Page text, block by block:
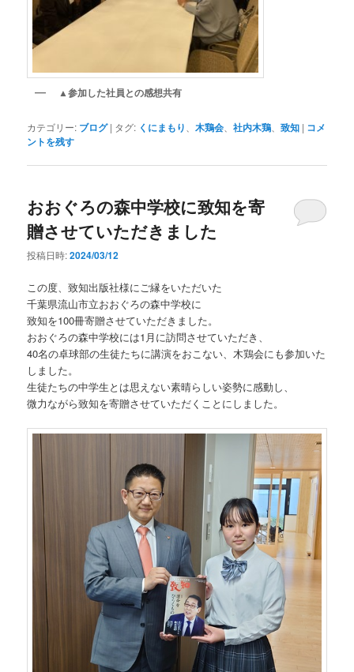
▲参加した社員との感想共有
カテゴリー: ブログ | タグ: くにまもり 、木鶏会 、社内木鶏 、致知 | コメ
ントを残す
おおぐろの森中学校に致知を寄
贈させていただきました
投稿日時:2024/03/12
この度、致知出版社様にご縁をいただいた
千葉県流山市立おおぐろの森中学校に
致知を100冊寄贈させていただきました。
おおぐろの森中学校には1月に訪問させていただき、
40名の卓球部の生徒たちに講演をおこない、木鶏会にも参加いた
しました。
生徒たちの中学生とは思えない素晴らしい姿勢に感動し、
微力ながら致知を寄贈させていただくことにしました。